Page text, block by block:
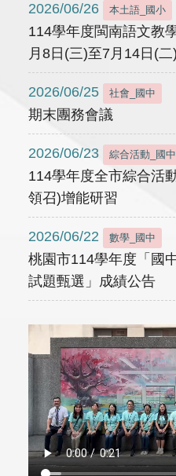
2026/06/26 本土語_國小
114學年度閩南語文教
月8日(三)至7月14日(
2026/06/25 社會_國中
期末團務會議
2026/06/23 綜合活動_國中
114學年度全市綜合活
領召)增能研習
2026/06/22 數學_國中
桃園市114學年度「國
試題甄選」成績公告